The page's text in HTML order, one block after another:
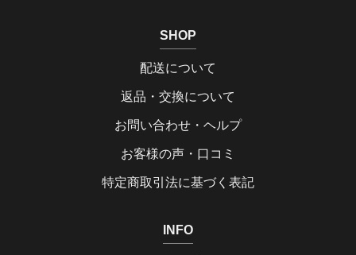
SHOP
配送について
返品・交換について
お問い合わせ・ヘルプ
お客様の声・口コミ
特定商取引法に基づく表記
INFO